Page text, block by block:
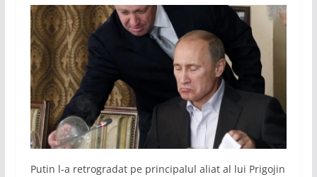
Putin l-a retrogradat pe principalul aliat al lui Prigojin